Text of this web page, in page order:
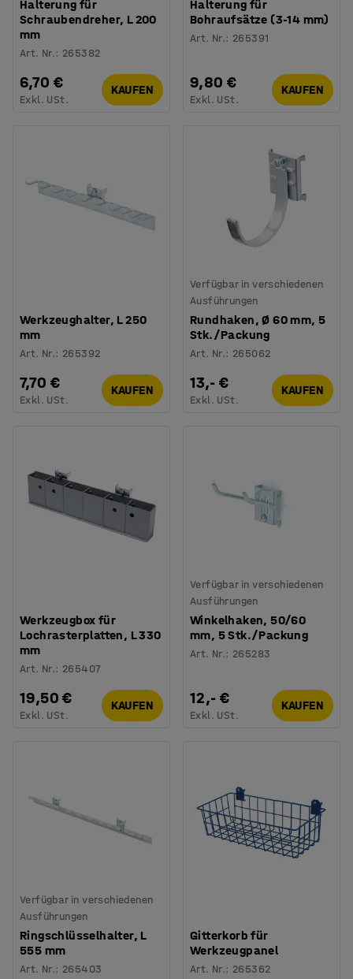
Halterung für
Schraubendreher, L 200
mm
Art. Nr.: 265382
6,70 €
Exkl. USt.
KAUFEN
Halterung für
Bohraufsätze (3-14 mm)
Art. Nr.: 265391
9,80 €
Exkl. USt.
KAUFEN
Werkzeughalter, L 250
mm
Art. Nr.: 265392
7,70 €
Exkl. USt.
KAUFEN
Verfügbar in verschiedenen
Ausführungen
Rundhaken, Ø 60 mm, 5
Stk./Packung
Art. Nr.: 265062
13,- €
Exkl. USt.
KAUFEN
Werkzeugbox für
Lochrasterplatten, L 330
mm
Art. Nr.: 265407
19,50 €
Exkl. USt.
KAUFEN
Verfügbar in verschiedenen
Ausführungen
Winkelhaken, 50/60
mm, 5 Stk./Packung
Art. Nr.: 265283
12,- €
Exkl. USt.
KAUFEN
Verfügbar in verschiedenen
Ausführungen
Ringschlüsselhalter, L
555 mm
Art. Nr.: 265403
Gitterkorb für
Werkzeugpanel
Art. Nr.: 265362